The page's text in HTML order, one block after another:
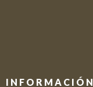
INFORMACIÓN